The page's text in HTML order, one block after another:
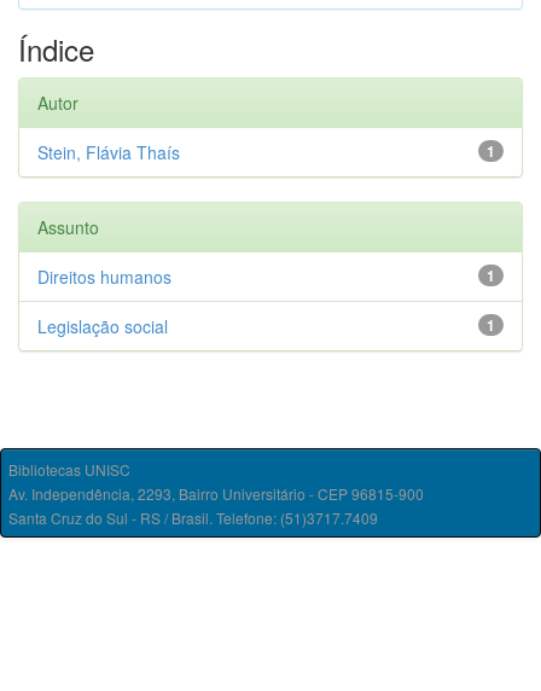
Índice
Autor
1
Stein, Flávia Thaís
Assunto
1
Direitos humanos
1
Legislação social
Bibliotecas UNISC
Av. Independência, 2293, Bairro Universitário - CEP 96815-900
Santa Cruz do Sul - RS / Brasil. Telefone: (51)3717.7409